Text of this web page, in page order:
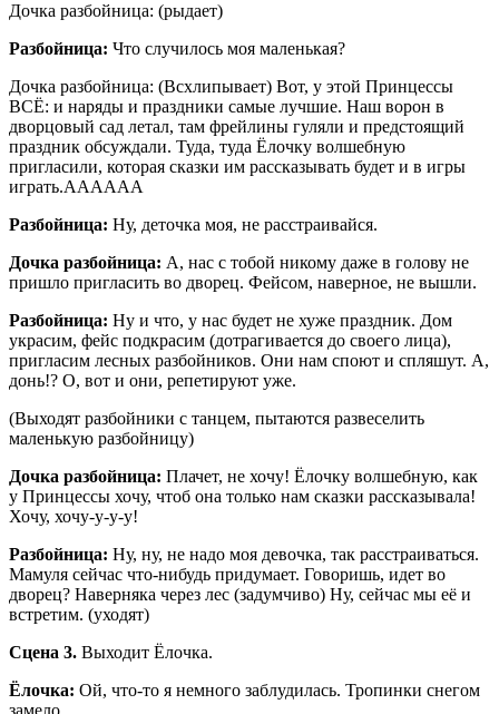
Дочка разбойница: (рыдает)
Разбойница: Что случилось моя маленькая?
Дочка разбойница: (Всхлипывает) Вот, у этой Принцессы
ВСЁ: и наряды и праздники самые лучшие. Наш ворон в
дворцовый сад летал, там фрейлины гуляли и предстоящий
праздник обсуждали. Туда, туда Ёлочку волшебную
пригласили, которая сказки им рассказывать будет и в игры
играть.АААААА
Разбойница: Ну, деточка моя, не расстраивайся.
Дочка разбойница: А, нас с тобой никому даже в голову не
пришло пригласить во дворец. Фейсом, наверное, не вышли.
Разбойница: Ну и что, у нас будет не хуже праздник. Дом
украсим, фейс подкрасим (дотрагивается до своего лица),
пригласим лесных разбойников. Они нам споют и спляшут. А,
донь!? О, вот и они, репетируют уже.
(Выходят разбойники с танцем, пытаются развеселить
маленькую разбойницу)
Дочка разбойница: Плачет, не хочу! Ёлочку волшебную, как
у Принцессы хочу, чтоб она только нам сказки рассказывала!
Хочу, хочу-у-у-у!
Разбойница: Ну, ну, не надо моя девочка, так расстраиваться.
Мамуля сейчас что-нибудь придумает. Говоришь, идет во
дворец? Наверняка через лес (задумчиво) Ну, сейчас мы её и
встретим. (уходят)
Сцена 3. Выходит Ёлочка.
Ёлочка: Ой, что-то я немного заблудилась. Тропинки снегом